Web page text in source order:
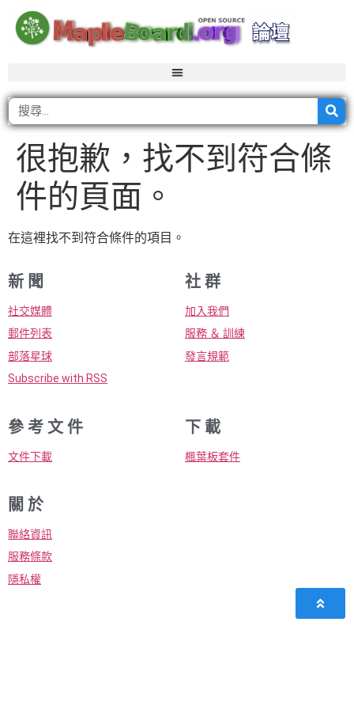
很抱歉，找不到符合條
件的頁面。
在這裡找不到符合條件的項目。
新 聞
社交媒體
郵件列表
部落星球
Subscribe with RSS
社 群
加入我們
服務 ＆ 訓練
發言規範
參 考 文 件
文件下載
下 載
楓葉板套件
關 於
聯絡資訊
服務條款
隱私權